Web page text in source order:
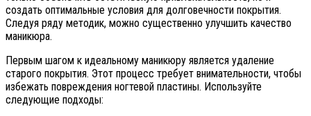
создать оптимальные условия для долговечности покрытия.
Следуя ряду методик, можно существенно улучшить качество
маникюра.
Первым шагом к идеальному маникюру является удаление
старого покрытия. Этот процесс требует внимательности, чтобы
избежать повреждения ногтевой пластины. Используйте
следующие подходы: